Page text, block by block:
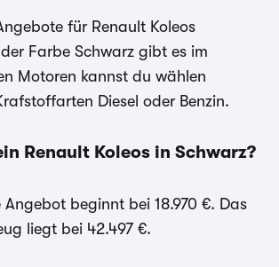
für Renault Koleos
Farbe Schwarz gibt es im
Motoren kannst du wählen
Diesel oder Benzin.
Renault Koleos in Schwarz?
Angebot beginnt bei 18.970 €. Das
liegt bei 42.497 €.